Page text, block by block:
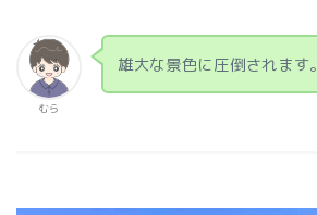
むら
雄大な景色に圧倒されます。